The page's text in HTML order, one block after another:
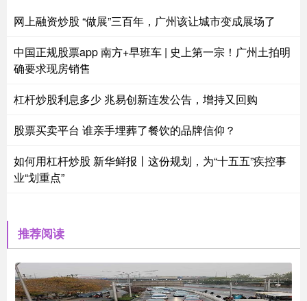
网上融资炒股 “做展”三百年，广州该让城市变成展场了
中国正规股票app 南方+早班车 | 史上第一宗！广州土拍明
确要求现房销售
杠杆炒股利息多少 兆易创新连发公告，增持又回购
股票买卖平台 谁亲手埋葬了餐饮的品牌信仰？
如何用杠杆炒股 新华鲜报丨这份规划，为“十五五”疾控事
业“划重点”
推荐阅读